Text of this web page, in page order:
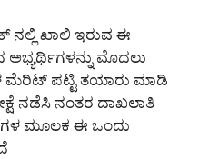
ನಲ್ಲಿ ಖಾಲಿ ಇರುವ ಈ
ಅಭ್ಯರ್ಥಿಗಳನ್ನು ಮೊದಲು
ಮೆರಿಟ್ ಪಟ್ಟಿ ತಯಾರು ಮಾಡಿ
ನಡೆಸಿ ನಂತರ ದಾಖಲಾತಿ
ಮೂಲಕ ಈ ಒಂದು